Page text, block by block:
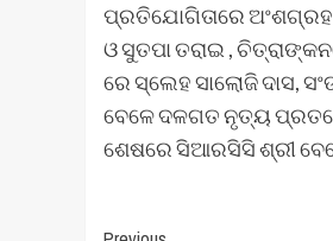
ପ୍ରତିଯୋଗିତାରେ
ଓ ସୁତପା ତରାଇ ,
ରେ ସ୍ଲେହ ସାଲୋଜି ଦାସ,
ବେଳେ ଦଳଗତ ନୃତ୍ୟ
ଶେଷରେ ସିଆରସିସି ଶ୍ରୀ